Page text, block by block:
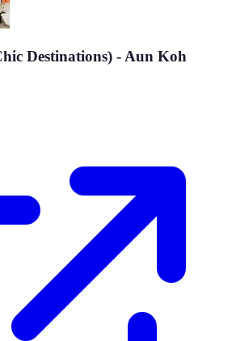
Destinations) - Aun Koh